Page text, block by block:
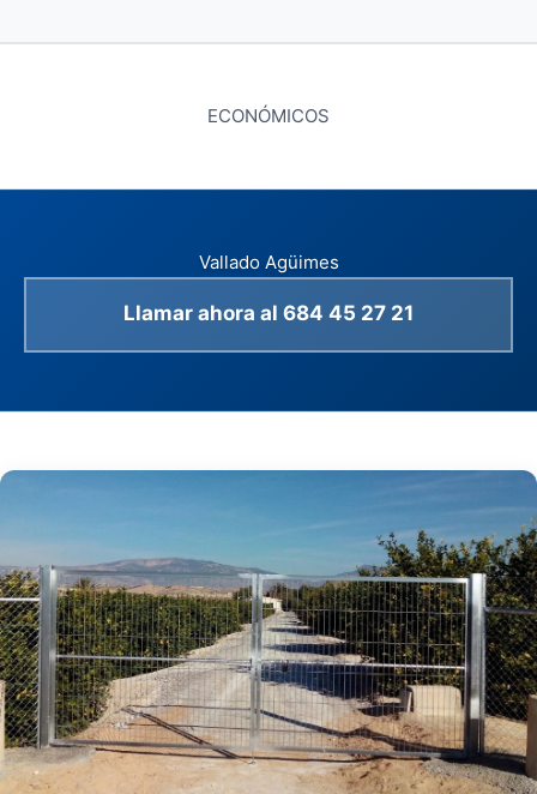
ECONÓMICOS
Vallado Agüimes
Llamar ahora al 684 45 27 21